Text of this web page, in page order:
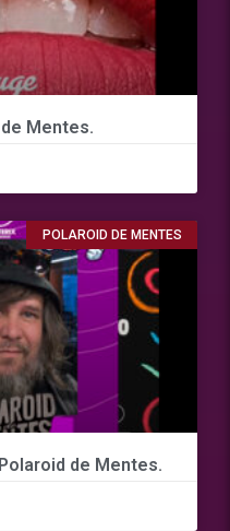
Mentes.
POLAROID DE MENTES
de Mentes.